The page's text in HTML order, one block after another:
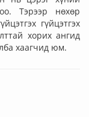
Тэрээр нөхөр
гүйцэтгэх
хорих ангид
хаагчид юм.